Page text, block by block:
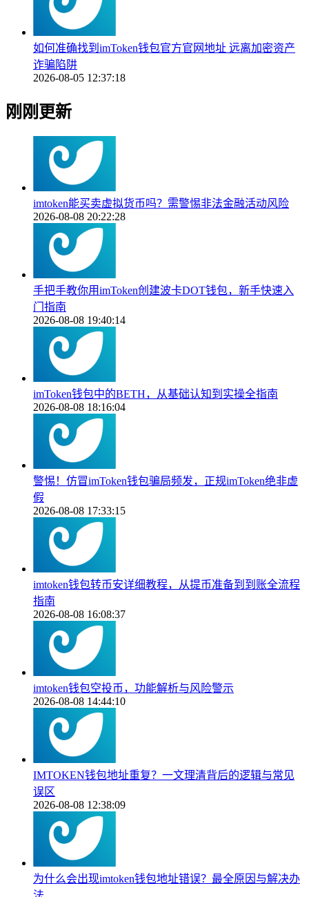
如何准确找到imToken钱包官方官网地址 远离加密资产
诈骗陷阱
2026-08-05 12:37:18
刚刚更新
imtoken能买卖虚拟货币吗？需警惕非法金融活动风险
2026-08-08 20:22:28
手把手教你用imToken创建波卡DOT钱包，新手快速入
门指南
2026-08-08 19:40:14
imToken钱包中的BETH，从基础认知到实操全指南
2026-08-08 18:16:04
警惕！仿冒imToken钱包骗局频发，正规imToken绝非虚
假
2026-08-08 17:33:15
imtoken钱包转币安详细教程，从提币准备到到账全流程
指南
2026-08-08 16:08:37
imtoken钱包空投币，功能解析与风险警示
2026-08-08 14:44:10
IMTOKEN钱包地址重复？一文理清背后的逻辑与常见
误区
2026-08-08 12:38:09
为什么会出现imtoken钱包地址错误？最全原因与解决办